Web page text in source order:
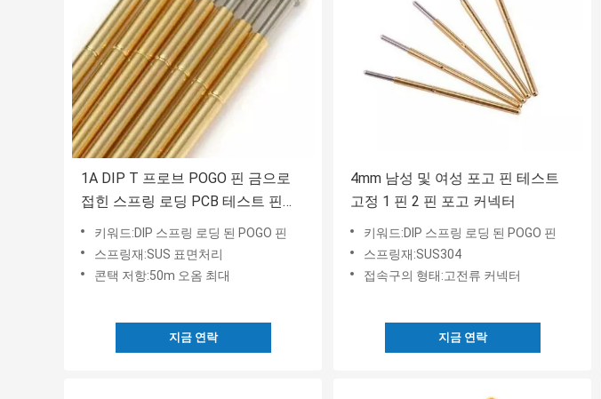
1A DIP T 프로브 POGO 핀 금으로
접힌 스프링 로딩 PCB 테스트 핀
1.05mm
키워드:DIP 스프링 로딩 된 POGO 핀
스프링재:SUS 표면처리
콘택 저항:50m 오옴 최대
지금 연락
4mm 남성 및 여성 포고 핀 테스트
고정 1 핀 2 핀 포고 커넥터
키워드:DIP 스프링 로딩 된 POGO 핀
스프링재:SUS304
접속구의 형태:고전류 커넥터
지금 연락